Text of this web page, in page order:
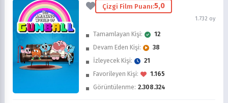
Çizgi Film Puanı:5,0
1.732 oy
Tamamlayan Kişi:
12
Devam Eden Kişi:
38
İzleyecek Kişi:
21
Favorileyen Kişi:
1.165
Görüntülenme: 2.308.324